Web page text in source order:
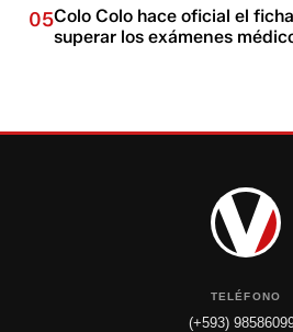
05Colo Colo hace oficial el
superar los exámenes
TELÉFONO
(+593)